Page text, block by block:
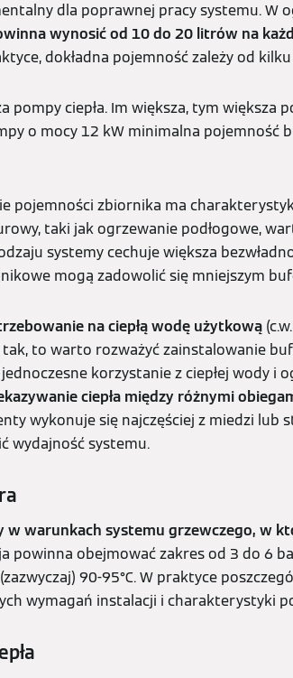
dla poprawnej pracy systemu. W
wynosić od 10 do 20 litrów na
dokładna pojemność zależy od
pompy ciepła. Im większa, tym większa
o mocy 12 kW minimalna pojemność
pojemności zbiornika ma
taki jak ogrzewanie podłogowe,
systemy cechuje większa
mogą zadowolić się mniejszym
na ciepłą wodę użytkową
to warto rozważyć zainstalowanie
korzystanie z ciepłej wody i
ciepła między różnymi
wykonuje się najczęściej z miedzi lub
wydajność systemu.
w warunkach systemu grzewczego, w
powinna obejmować zakres od 3 do 6
90-95°C. W praktyce
wymagań instalacji i charakterystyki